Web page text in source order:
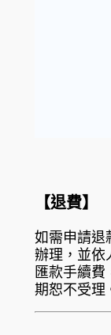
【退費】
如需申請退
辦理，並依
匯款手續
期恕不受理